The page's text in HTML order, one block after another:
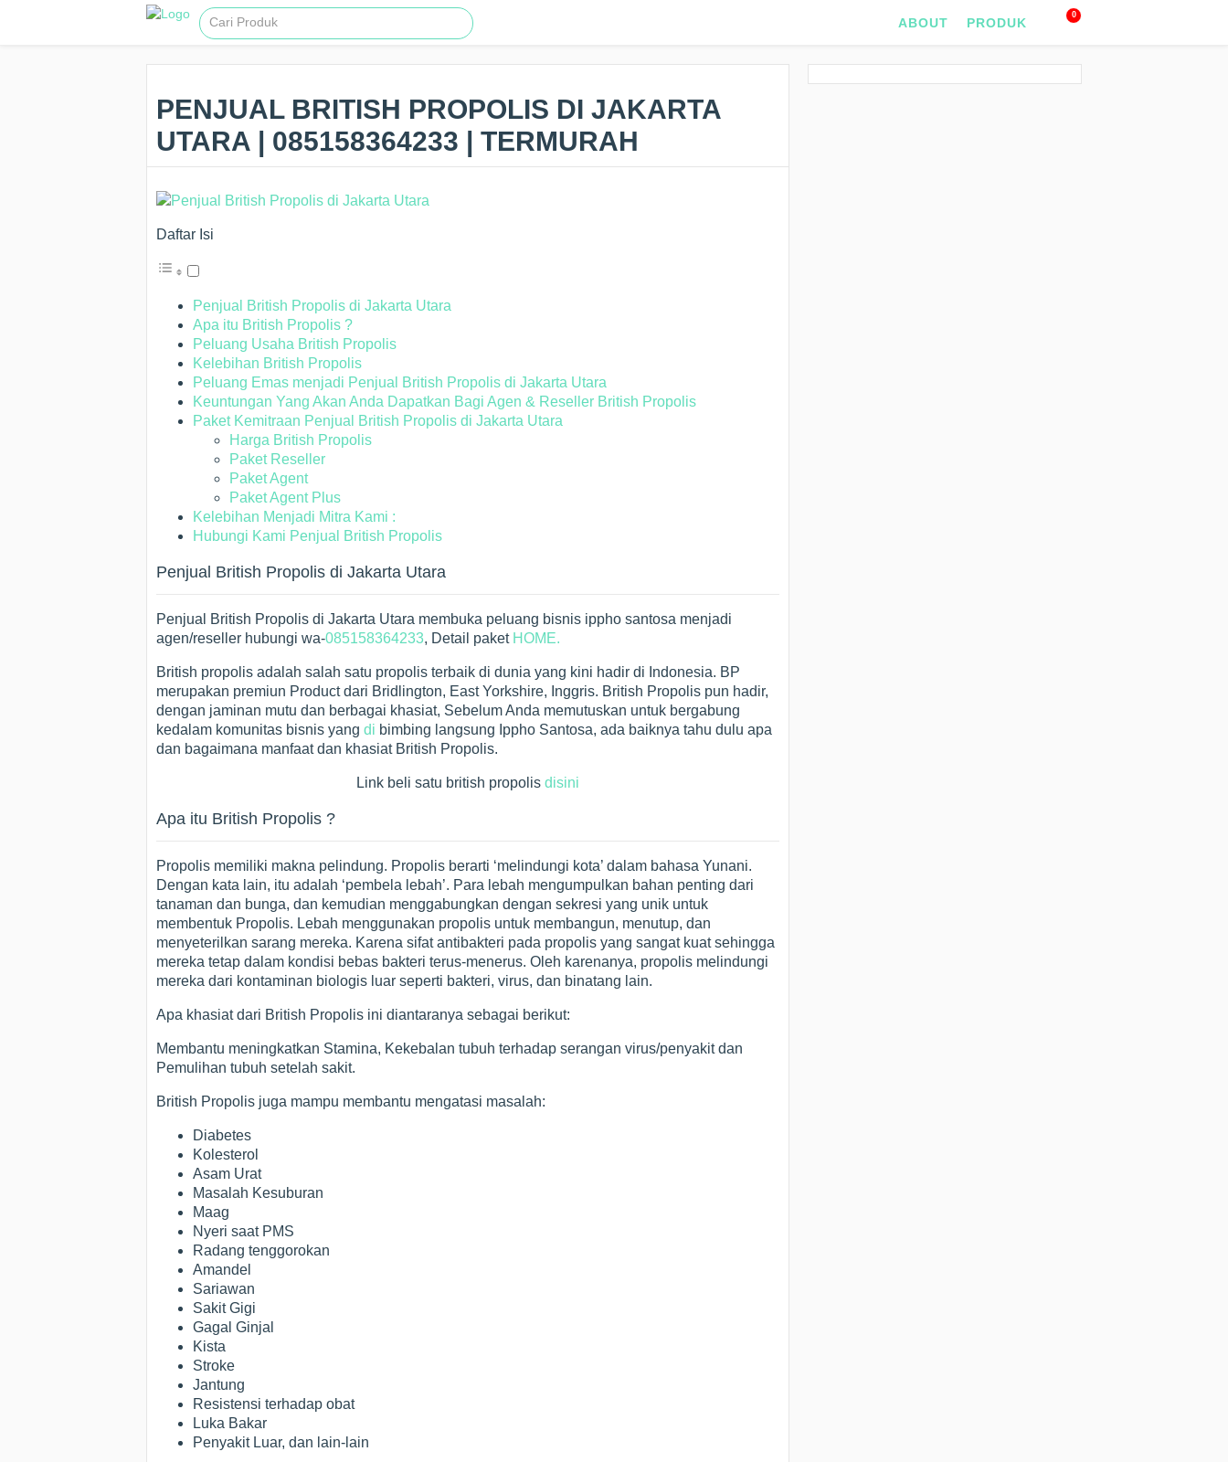
0
ABOUT PRODUK
PENJUAL BRITISH PROPOLIS DI JAKARTA
UTARA | 085158364233 | TERMURAH
Daftar Isi
Penjual British Propolis di Jakarta Utara
Apa itu British Propolis ?
Peluang Usaha British Propolis
Kelebihan British Propolis
Peluang Emas menjadi Penjual British Propolis di Jakarta Utara
Keuntungan Yang Akan Anda Dapatkan Bagi Agen & Reseller British Propolis
Paket Kemitraan Penjual British Propolis di Jakarta Utara
Harga British Propolis
Paket Reseller
Paket Agent
Paket Agent Plus
Kelebihan Menjadi Mitra Kami :
Hubungi Kami Penjual British Propolis
Penjual British Propolis di Jakarta Utara
Penjual British Propolis di Jakarta Utara membuka peluang bisnis ippho santosa menjadi
agen/reseller hubungi wa-085158364233, Detail paket HOME.
British propolis adalah salah satu propolis terbaik di dunia yang kini hadir di Indonesia. BP
merupakan premiun Product dari Bridlington, East Yorkshire, Inggris. British Propolis pun hadir,
dengan jaminan mutu dan berbagai khasiat, Sebelum Anda memutuskan untuk bergabung
kedalam komunitas bisnis yang di bimbing langsung Ippho Santosa, ada baiknya tahu dulu apa
dan bagaimana manfaat dan khasiat British Propolis.
Link beli satu british propolis disini
Apa itu British Propolis ?
Propolis memiliki makna pelindung. Propolis berarti ‘melindungi kota’ dalam bahasa Yunani.
Dengan kata lain, itu adalah ‘pembela lebah’. Para lebah mengumpulkan bahan penting dari
tanaman dan bunga, dan kemudian menggabungkan dengan sekresi yang unik untuk
membentuk Propolis. Lebah menggunakan propolis untuk membangun, menutup, dan
menyeterilkan sarang mereka. Karena sifat antibakteri pada propolis yang sangat kuat sehingga
mereka tetap dalam kondisi bebas bakteri terus-menerus. Oleh karenanya, propolis melindungi
mereka dari kontaminan biologis luar seperti bakteri, virus, dan binatang lain.
Apa khasiat dari British Propolis ini diantaranya sebagai berikut:
Membantu meningkatkan Stamina, Kekebalan tubuh terhadap serangan virus/penyakit dan
Pemulihan tubuh setelah sakit.
British Propolis juga mampu membantu mengatasi masalah:
Diabetes
Kolesterol
Asam Urat
Masalah Kesuburan
Maag
Nyeri saat PMS
Radang tenggorokan
Amandel
Sariawan
Sakit Gigi
Gagal Ginjal
Kista
Stroke
Jantung
Resistensi terhadap obat
Luka Bakar
Penyakit Luar, dan lain-lain